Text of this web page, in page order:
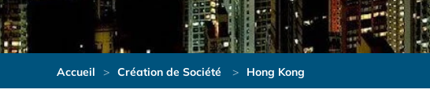
Accueil Création de Société Hong Kong